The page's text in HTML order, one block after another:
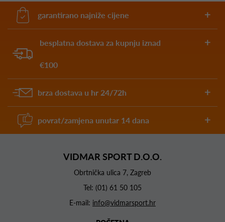
garantirano najniže cijene
besplatna dostava za kupnju iznad
€100
brza dostava u hr 24/72h
povrat/zamjena unutar 14 dana
VIDMAR SPORT D.O.O.
Obrtnička ulica 7, Zagreb
Tel: (01) 61 50 105
E-mail: info@vidmarsport.hr